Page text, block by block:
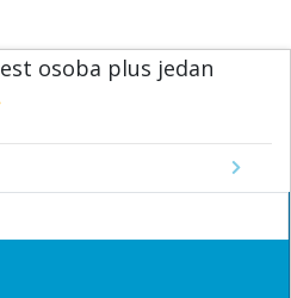
osoba plus jedan
Next